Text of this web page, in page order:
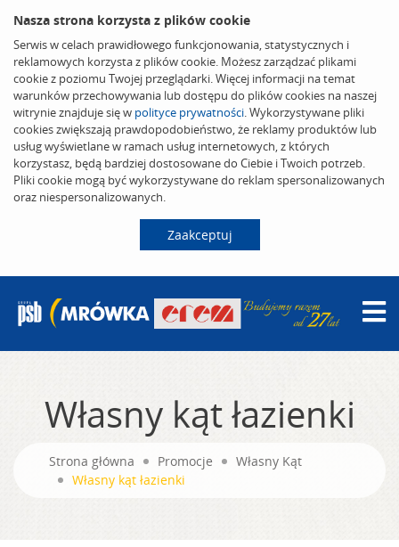
Nasza strona korzysta z plików cookie
Serwis w celach prawidłowego funkcjonowania, statystycznych i
reklamowych korzysta z plików cookie. Możesz zarządzać plikami
cookie z poziomu Twojej przeglądarki. Więcej informacji na temat
warunków przechowywania lub dostępu do plików cookies na naszej
witrynie znajduje się w polityce prywatności. Wykorzystywane pliki
cookies zwiększają prawdopodobieństwo, że reklamy produktów lub
usług wyświetlane w ramach usług internetowych, z których
korzystasz, będą bardziej dostosowane do Ciebie i Twoich potrzeb.
Pliki cookie mogą być wykorzystywane do reklam spersonalizowanych
oraz niespersonalizowanych.
Zaakceptuj
Własny kąt łazienki
Strona główna Promocje
Własny Kąt
Własny kąt łazienki